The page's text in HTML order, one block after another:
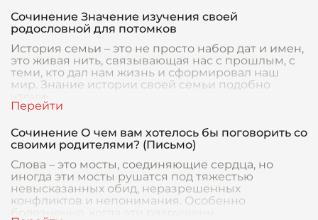
Сочинение Значение изучения своей
родословной для потомков
История семьи – это не просто набор дат и имен,
это живая нить, связывающая нас с прошлым, с
теми, кто дал нам жизнь и сформировал наш
мир. Знание истории своей семьи подобно
Сочинение О чем вам хотелось бы поговорить со
своими родителями? (Письмо)
Слова – это мосты, соединяющие сердца, но
иногда эти мосты рушатся под тяжестью
невысказанных обид, неразрешенных
конфликтов и непонимания. Особенно
болезненно, когда эти разрушенн